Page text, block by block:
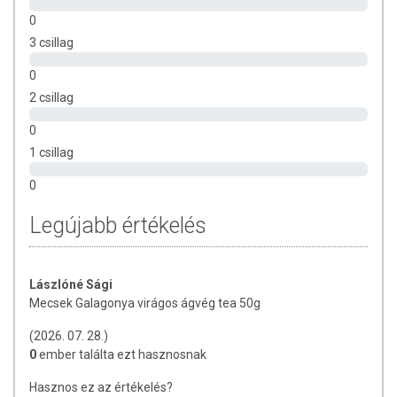
Összetevők:
cum flore)
Tárolási feltételek:
0
3 csillag
0
2 csillag
0
1 csillag
0
Legújabb értékelés
Lászlóné Sági
Mecsek Galagonya virágos ágvég tea 50g
(2026. 07. 28.)
0ember találta ezt hasznosnak
Hasznos ez az értékelés?